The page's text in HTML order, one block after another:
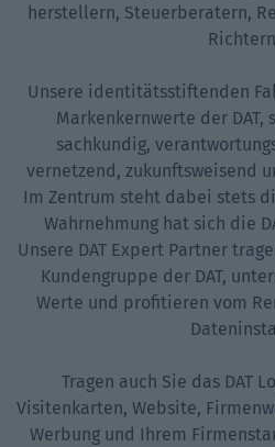
herstellern, Steuerberatern,
Unsere identitätsstiftenden
Markenkernwerte der
sachkundig,
vernetzend, zukunftsweisend
Im Zentrum steht dabei stets
Wahrnehmung hat sich die
Unsere DAT Expert Partner
Kundengruppe der DAT,
Werte und profitieren vom
Tragen auch Sie das DAT
Visitenkarten, Website,
Werbung und Ihrem